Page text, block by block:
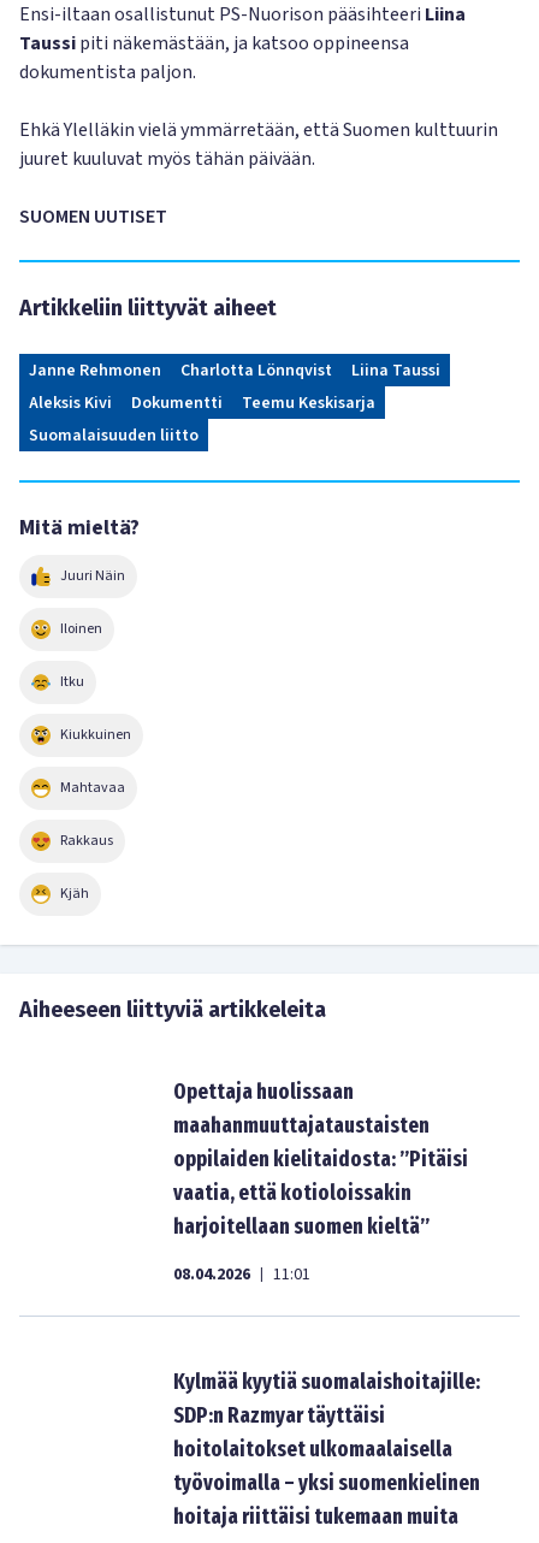
Ensi-iltaan osallistunut PS-Nuorison pääsihteeri Liina
Taussipiti näkemästään, ja katsoo oppineensa
dokumentista paljon.
Ehkä Ylelläkin vielä ymmärretään, että Suomen kulttuurin
juuret kuuluvat myös tähän päivään.
SUOMEN UUTISET
Artikkeliin liittyvät aiheet
Janne Rehmonen Charlotta Lönnqvist
Liina Taussi
Aleksis Kivi
Dokumentti
Teemu Keskisarja
Suomalaisuuden liitto
Mitä mieltä?
Juuri Näin
Iloinen
Itku
Kiukkuinen
Mahtavaa
Rakkaus
Kjäh
Aiheeseen liittyviä artikkeleita
Opettaja huolissaan
maahanmuuttajataustaisten
oppilaiden kielitaidosta: ”Pitäisi
vaatia, että kotioloissakin
harjoitellaan suomen kieltä”
08.04.2026 | 11:01
Kylmää kyytiä suomalaishoitajille:
SDP:n Razmyar täyttäisi
hoitolaitokset ulkomaalaisella
työvoimalla – yksi suomenkielinen
hoitaja riittäisi tukemaan muita